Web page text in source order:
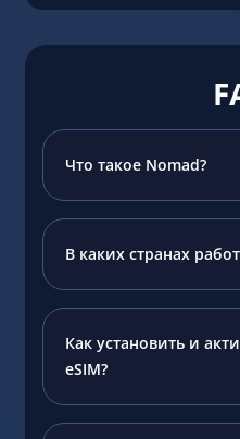
Что такое Nomad?
В каких странах
Как установить и
eSIM?